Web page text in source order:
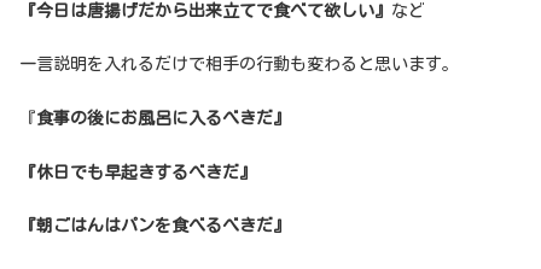
『今日は唐揚げだから出来立てで食べて欲しい』 など
一言説明を入れるだけで相手の行動も変わると思います。
『食事の後にお風呂に入るべきだ』
『休日でも早起きするべきだ』
『朝ごはんはパンを食べるべきだ』